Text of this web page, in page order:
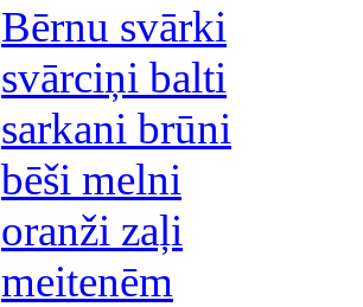
Bērnu svārki
svārciņi balti
sarkani brūni
bēši melni
oranži zaļi
meitenēm